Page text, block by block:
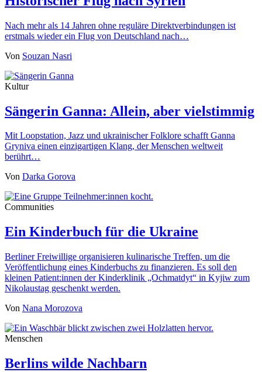
Nach mehr als 14 Jahren ohne reguläre Direktverbindungen ist
erstmals wieder ein Flug von Deutschland nach…
Von Souzan Nasri
Kultur
Sängerin Ganna: Allein, aber vielstimmig
Mit Loopstation, Jazz und ukrainischer Folklore schafft Ganna
Gryniva einen einzigartigen Klang, der Menschen weltweit
berührt…
Von Darka Gorova
Communities
Ein Kinderbuch für die Ukraine
Berliner Freiwillige organisieren kulinarische Treffen, um die
Veröffentlichung eines Kinderbuchs zu finanzieren. Es soll den
kleinen Patient:innen der Kinderklinik „Ochmatdyt“ in Kyjiw zum
Nikolaustag geschenkt werden.
Von Nana Morozova
Menschen
Berlins wilde Nachbarn